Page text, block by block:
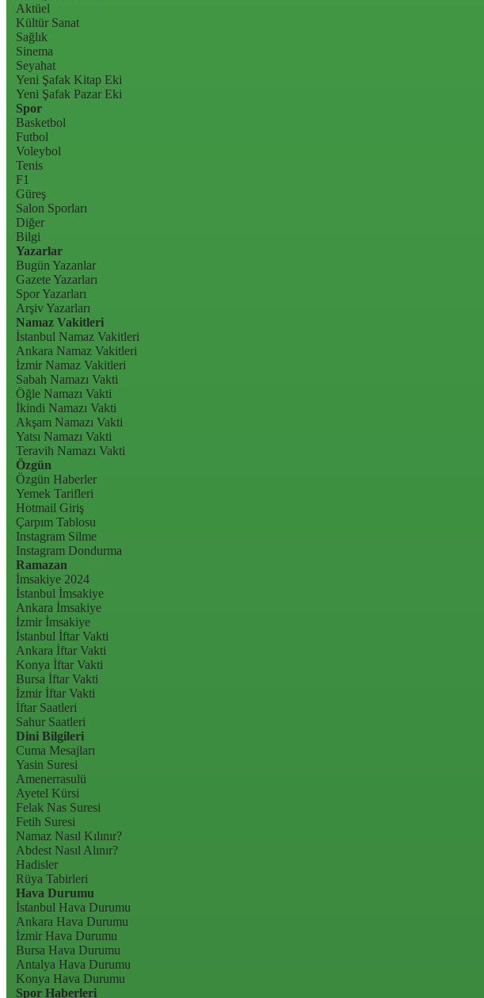
Aktüel
Kültür Sanat
Sağlık
Sinema
Seyahat
Yeni Şafak Kitap Eki
Yeni Şafak Pazar Eki
Spor
Basketbol
Futbol
Voleybol
Tenis
F1
Güreş
Salon Sporları
Diğer
Bilgi
Yazarlar
Bugün Yazanlar
Gazete Yazarları
Spor Yazarları
Arşiv Yazarları
Namaz Vakitleri
İstanbul Namaz Vakitleri
Ankara Namaz Vakitleri
İzmir Namaz Vakitleri
Sabah Namazı Vakti
Öğle Namazı Vakti
İkindi Namazı Vakti
Akşam Namazı Vakti
Yatsı Namazı Vakti
Teravih Namazı Vakti
Özgün
Özgün Haberler
Yemek Tarifleri
Hotmail Giriş
Çarpım Tablosu
Instagram Silme
Instagram Dondurma
Ramazan
İmsakiye 2024
İstanbul İmsakiye
Ankara İmsakiye
İzmir İmsakiye
İstanbul İftar Vakti
Ankara İftar Vakti
Konya İftar Vakti
Bursa İftar Vakti
İzmir İftar Vakti
İftar Saatleri
Sahur Saatleri
Dini Bilgileri
Cuma Mesajları
Yasin Suresi
Amenerrasulü
Ayetel Kürsi
Felak Nas Suresi
Fetih Suresi
Namaz Nasıl Kılınır?
Abdest Nasıl Alınır?
Hadisler
Rüya Tabirleri
Hava Durumu
İstanbul Hava Durumu
Ankara Hava Durumu
İzmir Hava Durumu
Bursa Hava Durumu
Antalya Hava Durumu
Konya Hava Durumu
Spor Haberleri